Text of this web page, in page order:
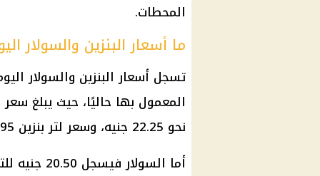
المحطات.
ما أسعار البنزين والسولار
تسجل أسعار البنزين والسولار
نحو 22.25 جنيه، وسعر لتر بنزين 95 نحو 24 جنيهًا.
أما